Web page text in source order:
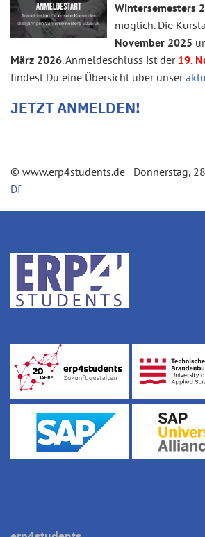
Wintersemesters
möglich. Die
November 2025
März 2026. Anmeldeschluss ist der 19.
findest Du eine Übersicht über unser
JETZT ANMELDEN!
© www.erp4students.de Donnerstag,
Df